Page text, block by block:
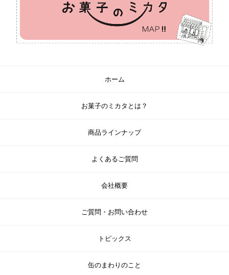
ホーム
お菓子のミカタとは？
商品ラインナップ
よくあるご質問
会社概要
ご質問・お問い合わせ
トピックス
缶のまわりのこと